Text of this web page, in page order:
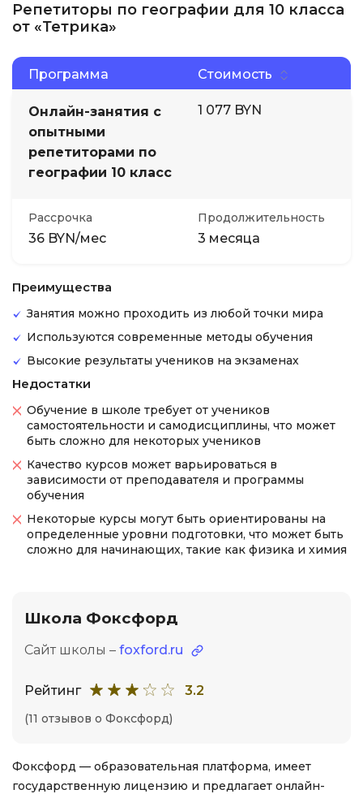
Репетиторы по географии для 10 класса
от «Тетрика»
Программа Стоимость
Онлайн-занятия с
опытными
репетиторами по
географии 10 класс
1 077 BYN
Рассрочка
36 BYN/мес
Продолжительность
3 месяца
Преимущества
Занятия можно проходить из любой точки мира
Используются современные методы обучения
Высокие результаты учеников на экзаменах
Недостатки
Обучение в школе требует от учеников
самостоятельности и самодисциплины, что может
быть сложно для некоторых учеников
Качество курсов может варьироваться в
зависимости от преподавателя и программы
обучения
Некоторые курсы могут быть ориентированы на
определенные уровни подготовки, что может быть
сложно для начинающих, такие как физика и химия
Школа Фоксфорд
Сайт школы – foxford.ru
Рейтинг 3.2
(11 отзывов о Фоксфорд)
Фоксфорд — образовательная платформа, имеет
государственную лицензию и предлагает онлайн-